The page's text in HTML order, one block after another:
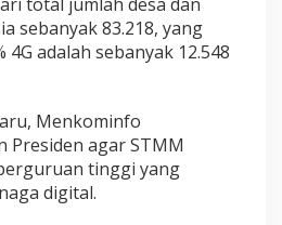
sebanyak 83.218, yang
adalah sebanyak 12.548
Menkominfo
Presiden agar STMM
tinggi yang
digital.